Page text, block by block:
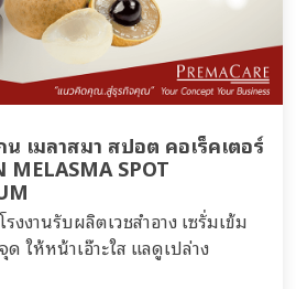
เมลาสมา สปอต คอเร็คเตอร์
SPOT
งงานรับผลิตเวชสำอาง เซรั่มเข้ม
ให้หน้าเอ๊าะใส แลดูเปล่าง